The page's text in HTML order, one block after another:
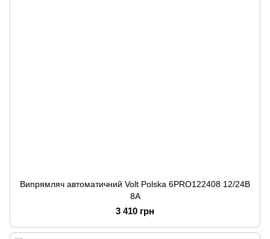
Випрямляч автоматичний Volt Polska 6PRO122408 12/24В
8А
3 410 грн